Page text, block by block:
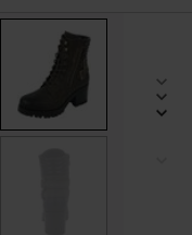
www.emp.at/p/